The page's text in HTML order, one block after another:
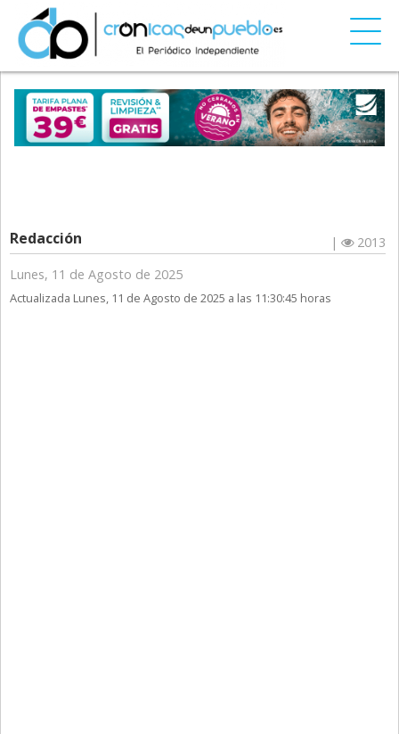
Redacción |
2013
Lunes, 11 de Agosto de 2025
Actualizada Lunes, 11 de Agosto de 2025 a las 11:30:45 horas